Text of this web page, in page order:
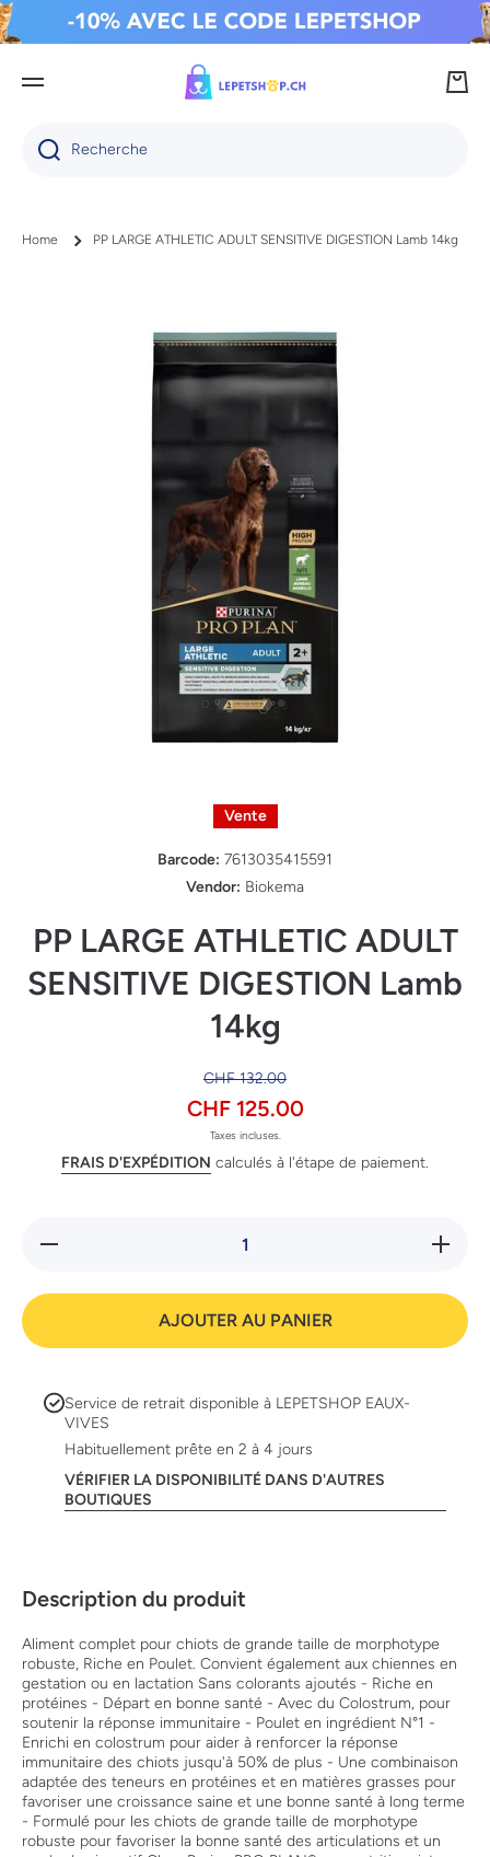
IGNORER ET PASSER AU CONTENU
Recherche
Home PP LARGE ATHLETIC ADULT SENSITIVE DIGESTION Lamb 14kg
Vente
Barcode: 7613035415591
Vendor: Biokema
PP LARGE ATHLETIC ADULT
SENSITIVE DIGESTION Lamb
14kg
CHF 132.00
CHF 125.00
Taxes incluses.
FRAIS D'EXPÉDITION calculés à l'étape de paiement.
Réduire la
la
ADULT
AJOUTER AU PANIER
Service de retrait disponible à LEPETSHOP EAUX-
VIVES
Habituellement prête en 2 à 4 jours
VÉRIFIER LA DISPONIBILITÉ DANS D'AUTRES
BOUTIQUES
Description du produit
Aliment complet pour chiots de grande taille de morphotype
robuste, Riche en Poulet. Convient également aux chiennes en
gestation ou en lactation Sans colorants ajoutés - Riche en
protéines - Départ en bonne santé - Avec du Colostrum, pour
soutenir la réponse immunitaire - Poulet en ingrédient N°1 -
Enrichi en colostrum pour aider à renforcer la réponse
immunitaire des chiots jusqu'à 50% de plus - Une combinaison
adaptée des teneurs en protéines et en matières grasses pour
favoriser une croissance saine et une bonne santé à long terme
- Formulé pour les chiots de grande taille de morphotype
robuste pour favoriser la bonne santé des articulations et un